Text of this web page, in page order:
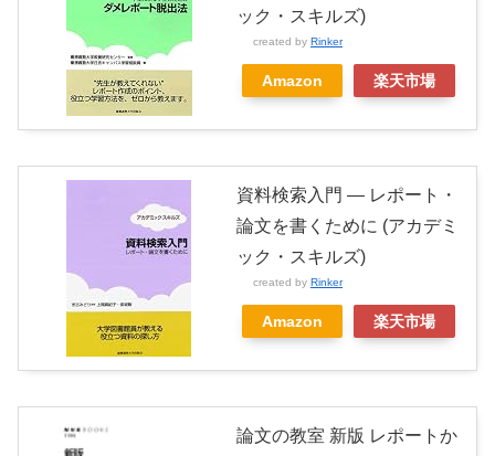
ック・スキルズ)
created by Rinker
Amazon 楽天市場
資料検索入門 ― レポート・
論文を書くために (アカデミ
ック・スキルズ)
created by Rinker
Amazon 楽天市場
論文の教室 新版 レポートか